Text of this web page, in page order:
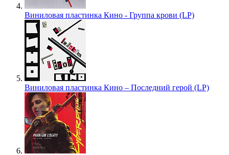
Виниловая пластинка Кино - Группа крови (LP)
Виниловая пластинка Кино – Последний герой (LP)